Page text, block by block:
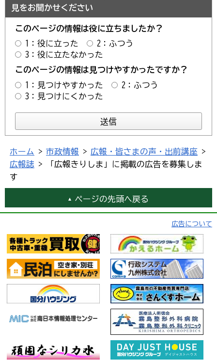
見をお聞かせください
このページの情報は役に立ちましたか？
1：役に立った
2：ふつう
3：役に立たなかった
このページの情報は見つけやすかったですか？
1：見つけやすかった
2：ふつう
3：見つけにくかった
ホーム > 市政情報 > 広報・皆さまの声・出前講座 >
広報誌 > 「広報きりしま」に掲載の広告を募集しま
す
ページの先頭へ戻る
広告について